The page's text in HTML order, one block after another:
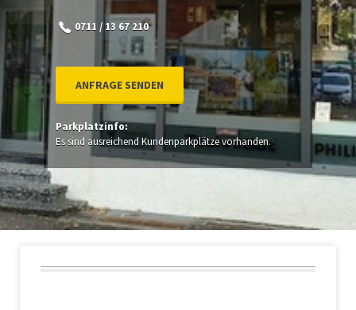
0711 / 13 67 210
ANFRAGE SENDEN
Parkplatzinfo:
Es sind ausreichend Kundenparkplätze vorhanden.